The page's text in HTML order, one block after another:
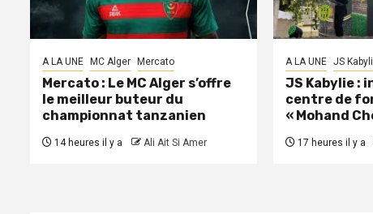
A LA UNE MC Alger Mercato
Mercato : Le MC Alger s’offre
le meilleur buteur du
championnat tanzanien
14 heures il y a Ali Ait Si Amer
A LA UNE JS
JS Kabylie :
centre de
« Mohand
17 heures il y a